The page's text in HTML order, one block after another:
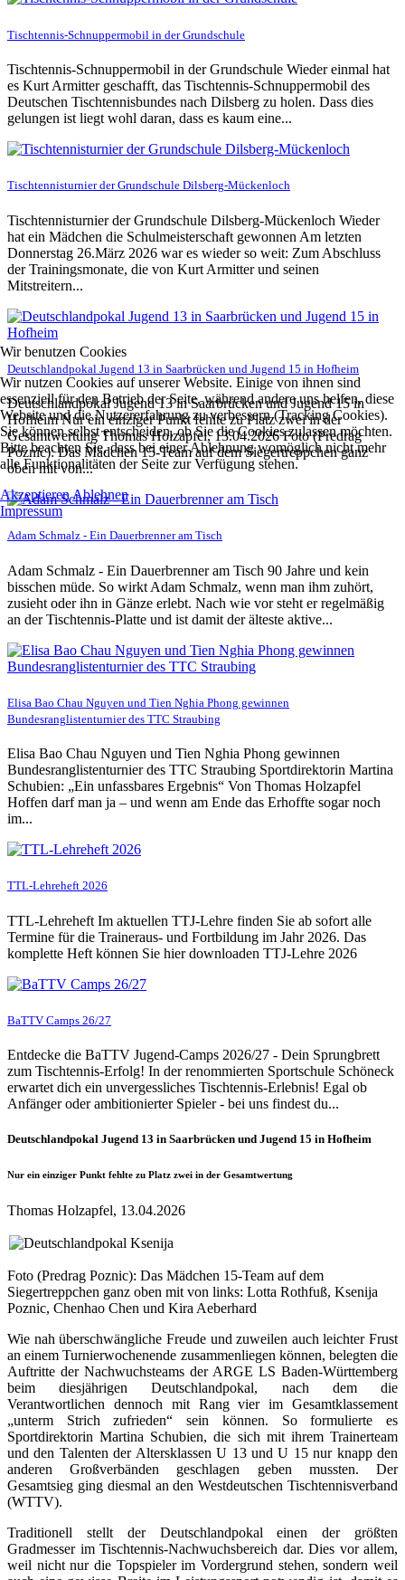
Tischtennis-Schnuppermobil in der Grundschule
Tischtennis-Schnuppermobil in der Grundschule Wieder einmal hat
es Kurt Armitter geschafft, das Tischtennis-Schnuppermobil des
Deutschen Tischtennisbundes nach Dilsberg zu holen. Dass dies
gelungen ist liegt wohl daran, dass es kaum eine...
Tischtennisturnier der Grundschule Dilsberg-Mückenloch
Tischtennisturnier der Grundschule Dilsberg-Mückenloch Wieder
hat ein Mädchen die Schulmeisterschaft gewonnen Am letzten
Donnerstag 26.März 2026 war es wieder so weit: Zum Abschluss
der Trainingsmonate, die von Kurt Armitter und seinen
Mitstreitern...
Deutschlandpokal Jugend 13 in Saarbrücken und Jugend 15 in Hofheim
Deutschlandpokal Jugend 13 in Saarbrücken und Jugend 15 in
Hofheim Nur ein einziger Punkt fehlte zu Platz zwei in der
Gesamtwertung Thomas Holzapfel, 13.04.2026 Foto (Predrag
Poznic): Das Mädchen 15-Team auf dem Siegertreppchen ganz
oben mit von...
Adam Schmalz - Ein Dauerbrenner am Tisch
Adam Schmalz - Ein Dauerbrenner am Tisch 90 Jahre und kein
bisschen müde. So wirkt Adam Schmalz, wenn man ihm zuhört,
zusieht oder ihn in Gänze erlebt. Nach wie vor steht er regelmäßig
an der Tischtennis-Platte und ist damit der älteste aktive...
Elisa Bao Chau Nguyen und Tien Nghia Phong gewinnen
Bundesranglistenturnier des TTC Straubing
Elisa Bao Chau Nguyen und Tien Nghia Phong gewinnen
Bundesranglistenturnier des TTC Straubing Sportdirektorin Martina
Schubien: „Ein unfassbares Ergebnis“ Von Thomas Holzapfel
Hoffen darf man ja – und wenn am Ende das Erhoffte sogar noch
im...
TTL-Lehreheft 2026
TTL-Lehreheft Im aktuellen TTJ-Lehre finden Sie ab sofort alle
Termine für die Traineraus- und Fortbildung im Jahr 2026. Das
komplette Heft können Sie hier downloaden TTJ-Lehre 2026
BaTTV Camps 26/27
Entdecke die BaTTV Jugend-Camps 2026/27 - Dein Sprungbrett
zum Tischtennis-Erfolg! In der renommierten Sportschule Schöneck
erwartet dich ein unvergessliches Tischtennis-Erlebnis! Egal ob
Anfänger oder ambitionierter Spieler - bei uns findest du...
Deutschlandpokal Jugend 13 in Saarbrücken und Jugend 15 in Hofheim
Nur ein einziger Punkt fehlte zu Platz zwei in der Gesamtwertung
Thomas Holzapfel, 13.04.2026
Foto (Predrag Poznic): Das Mädchen 15-Team auf dem
Siegertreppchen ganz oben mit von links: Lotta Rothfuß, Ksenija
Poznic, Chenhao Chen und Kira Aeberhard
Wie nah überschwängliche Freude und zuweilen auch leichter Frust
an einem Turnierwochenende zusammenliegen können, belegten die
Auftritte der Nachwuchsteams der ARGE LS Baden-Württemberg
beim diesjährigen Deutschlandpokal, nach dem die
Verantwortlichen dennoch mit Rang vier im Gesamtklassement
„unterm Strich zufrieden“ sein können. So formulierte es
Sportdirektorin Martina Schubien, die sich mit ihrem Trainerteam
und den Talenten der Altersklassen U 13 und U 15 nur knapp den
anderen Großverbänden geschlagen geben mussten. Der
Gesamtsieg ging diesmal an den Westdeutschen Tischtennisverband
(WTTV).
Traditionell stellt der Deutschlandpokal einen der größten
Gradmesser im Tischtennis-Nachwuchsbereich dar. Dies vor allem,
weil nicht nur die Topspieler im Vordergrund stehen, sondern weil
Wir benutzen Cookies
Wir nutzen Cookies auf unserer Website. Einige von ihnen sind
essenziell für den Betrieb der Seite, während andere uns helfen, diese
Website und die Nutzererfahrung zu verbessern (Tracking Cookies).
Sie können selbst entscheiden, ob Sie die Cookies zulassen möchten.
Bitte beachten Sie, dass bei einer Ablehnung womöglich nicht mehr
alle Funktionalitäten der Seite zur Verfügung stehen.
Akzeptieren Ablehnen
Impressum